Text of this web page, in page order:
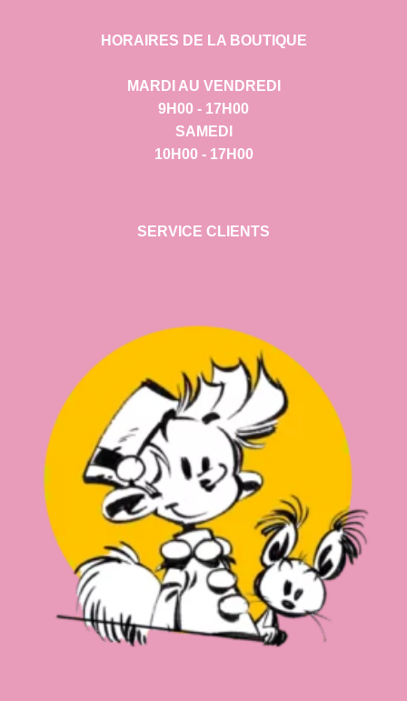
HORAIRES DE LA BOUTIQUE
MARDI AU VENDREDI
9H00 - 17H00
SAMEDI
10H00 - 17H00
SERVICE CLIENTS